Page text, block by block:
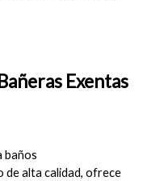
Exentas
baños
de alta calidad, ofrece